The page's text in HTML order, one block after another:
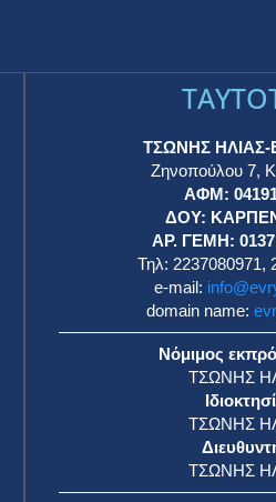
ΤΣΩΝΗΣ ΗΛΙΑΣ-
Ζηνοπούλου 7,
ΑΦΜ:
ΔΟΥ:
ΑΡ. ΓΕΜΗ:
Τηλ: 2237080971,
e-mail:
domain name:
Νόμιμος
ΤΣΩΝΗΣ
ΤΣΩΝΗΣ
ΤΣΩΝΗΣ